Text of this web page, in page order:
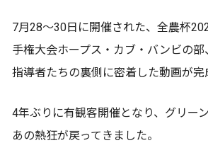
7月28～30日に開催された、全農杯
手権大会ホープス・カブ・バンビの
指導者たちの裏側に密着した動画が完
4年ぶりに有観客開催となり、グリー
あの熱狂が戻ってきました。